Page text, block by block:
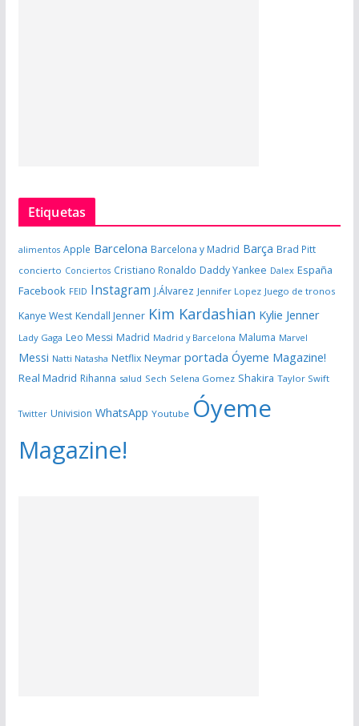
Etiquetas
alimentos Apple Barcelona Barcelona y Madrid Barça Brad Pitt
concierto Conciertos Cristiano Ronaldo Daddy Yankee Dalex España
Facebook FEID Instagram J.Álvarez Jennifer Lopez Juego de tronos
Kanye West Kendall Jenner Kim Kardashian Kylie Jenner
Lady Gaga Leo Messi Madrid Madrid y Barcelona Maluma Marvel
Messi Natti Natasha Netflix Neymar portada Óyeme Magazine!
Real Madrid Rihanna salud Sech Selena Gomez Shakira Taylor Swift
Twitter Univision WhatsApp Youtube Óyeme
Magazine!